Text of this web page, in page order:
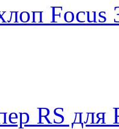
Focus
RS для